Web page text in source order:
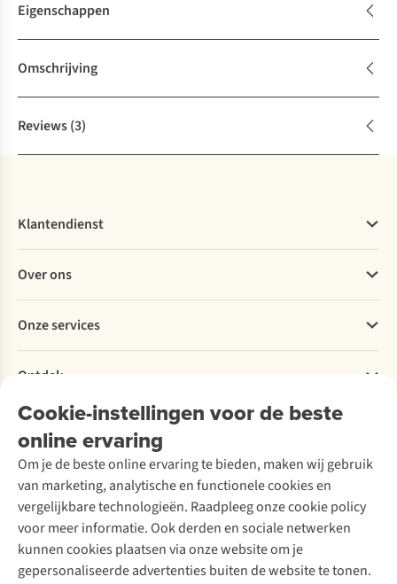
Eigenschappen
Omschrijving
Reviews(3)
Cookie-instellingen voor de beste
online ervaring
Om je de beste online ervaring te bieden, maken wij gebruik
van marketing, analytische en functionele cookies en
vergelijkbare technologieën. Raadpleeg onze cookie policy
voor meer informatie. Ook derden en sociale netwerken
kunnen cookies plaatsen via onze website om je
gepersonaliseerde advertenties buiten de website te tonen.
Klantendienst
Bestellen
Betalen
Levering
Retourneren
Bestelling herroepen
Garantie
Contact
Over ons
Explore More
Verantwoord ondernemen
Over Ayacucho
Onze winkels
Over A.S.Adventure
Toegankelijkheidsverklaring
Onze services
Ski-onderhoud
Wasservice
Schoenonderhoud
Schoenherstelling
Kledingherstelling
Retouches
Voor bedrijven
Ontdek
A.S.Magazine
Podcast
Explore Academy
Explore Camp
Gear Check
Inspiratie & advies
Meld je aan voor de nieuwsbrief
Follow us